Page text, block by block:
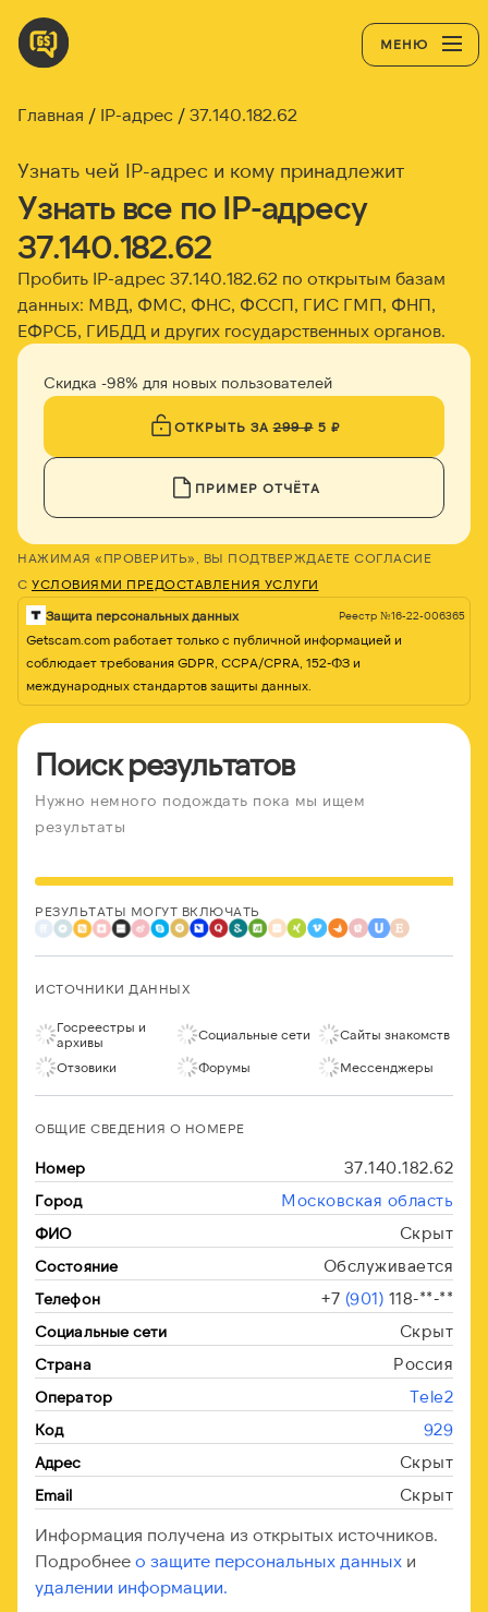
МЕНЮ
Главная IP-адрес 37.140.182.62
Узнать чей IP-адрес и кому принадлежит
Узнать все по IP-адресу
37.140.182.62
Пробить IP-адрес 37.140.182.62 по открытым базам
данных: МВД, ФМС, ФНС, ФССП, ГИС ГМП, ФНП,
ЕФРСБ, ГИБДД и других государственных органов.
Скидка -98% для новых пользователей
ОТКРЫТЬ ЗА299 ₽5 ₽
ПРИМЕР ОТЧЁТА
НАЖИМАЯ «ПРОВЕРИТЬ», ВЫ ПОДТВЕРЖДАЕТЕ СОГЛАСИЕ
С УСЛОВИЯМИ ПРЕДОСТАВЛЕНИЯ УСЛУГИ
Защита персональных данных Реестр №16-22-006365
Getscam.com работает только с публичной информацией и
соблюдает требования GDPR, CCPA/CPRA, 152-ФЗ и
международных стандартов защиты данных.
Поиск результатов
Нужно немного подождать пока мы ищем
результаты
РЕЗУЛЬТАТЫ МОГУТ ВКЛЮЧАТЬ
ИСТОЧНИКИ ДАННЫХ
Госреестры и
архивы
Социальные сети Сайты знакомств
Отзовики Форумы Мессенджеры
ОБЩИЕ СВЕДЕНИЯ О НОМЕРЕ
Номер 37.140.182.62
Город Московская область
ФИО Скрыт
Состояние Обслуживается
Телефон +7 (901) 118-**-**
Социальные сети Скрыт
Страна Россия
Оператор Tele2
Код 929
Адрес Скрыт
Email Скрыт
Информация получена из открытых источников.
Подробнее о защите персональных данных и
удалении информации.